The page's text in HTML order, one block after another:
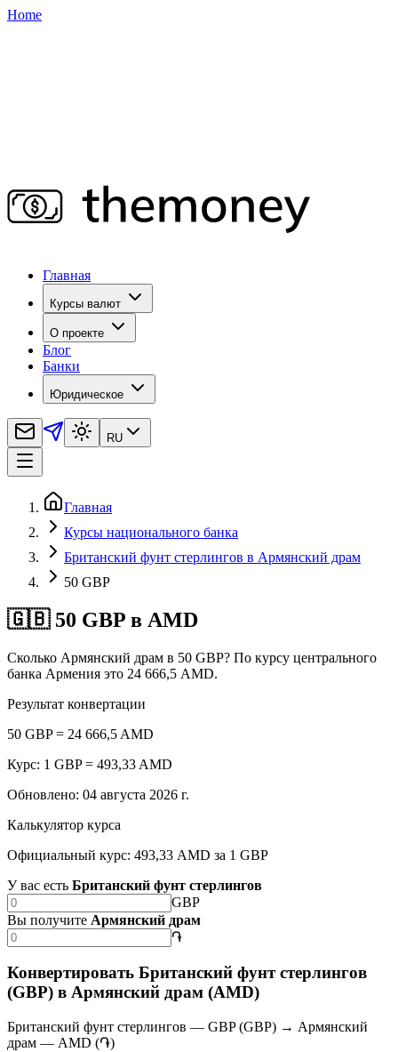
Home
Главная
Курсы валют
О проекте
Блог
Банки
Юридическое
RU
Главная
Курсы национального банка
Британский фунт стерлингов в Армянский драм
50 GBP
🇬🇧 50 GBP в AMD
Сколько Армянский драм в 50 GBP? По курсу центрального
банка Армения это 24 666,5 AMD.
Результат конвертации
50 GBP = 24 666,5 AMD
Курс: 1 GBP = 493,33 AMD
Обновлено: 04 августа 2026 г.
Калькулятор курса
Официальный курс: 493,33 AMD за 1 GBP
У вас есть Британский фунт стерлингов
GBP
Вы получите Армянский драм
֏
Конвертировать Британский фунт стерлингов
(GBP) в Армянский драм (AMD)
Британский фунт стерлингов — GBP (GBP) → Армянский
драм — AMD (֏)